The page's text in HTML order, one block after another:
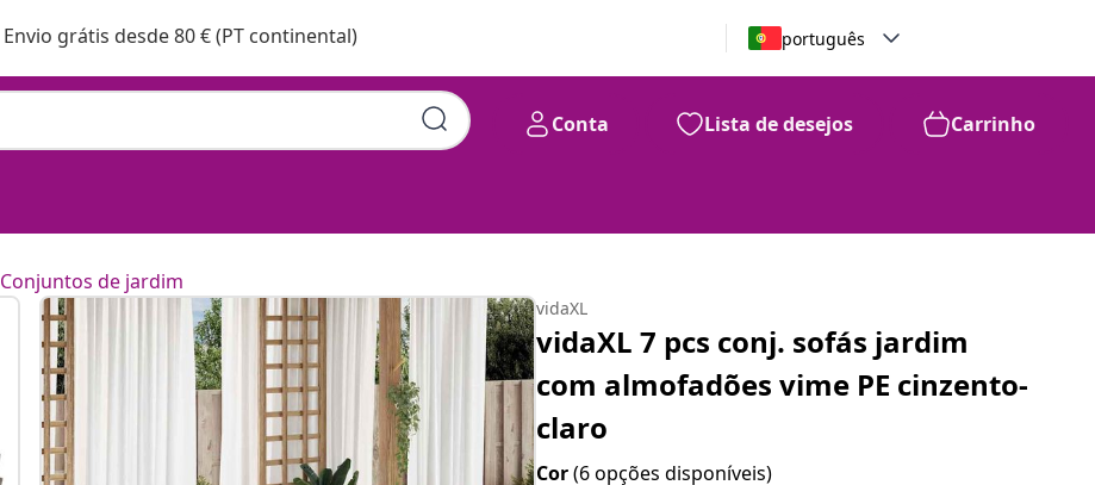
Envio grátis desde 80 € (PT continental) português
Conta Lista de desejos Carrinho
Conjuntos de jardim
vidaXL
vidaXL 7 pcs conj. sofás jardim
com almofadões vime PE cinzento-
claro
Cor(6 opções disponíveis)